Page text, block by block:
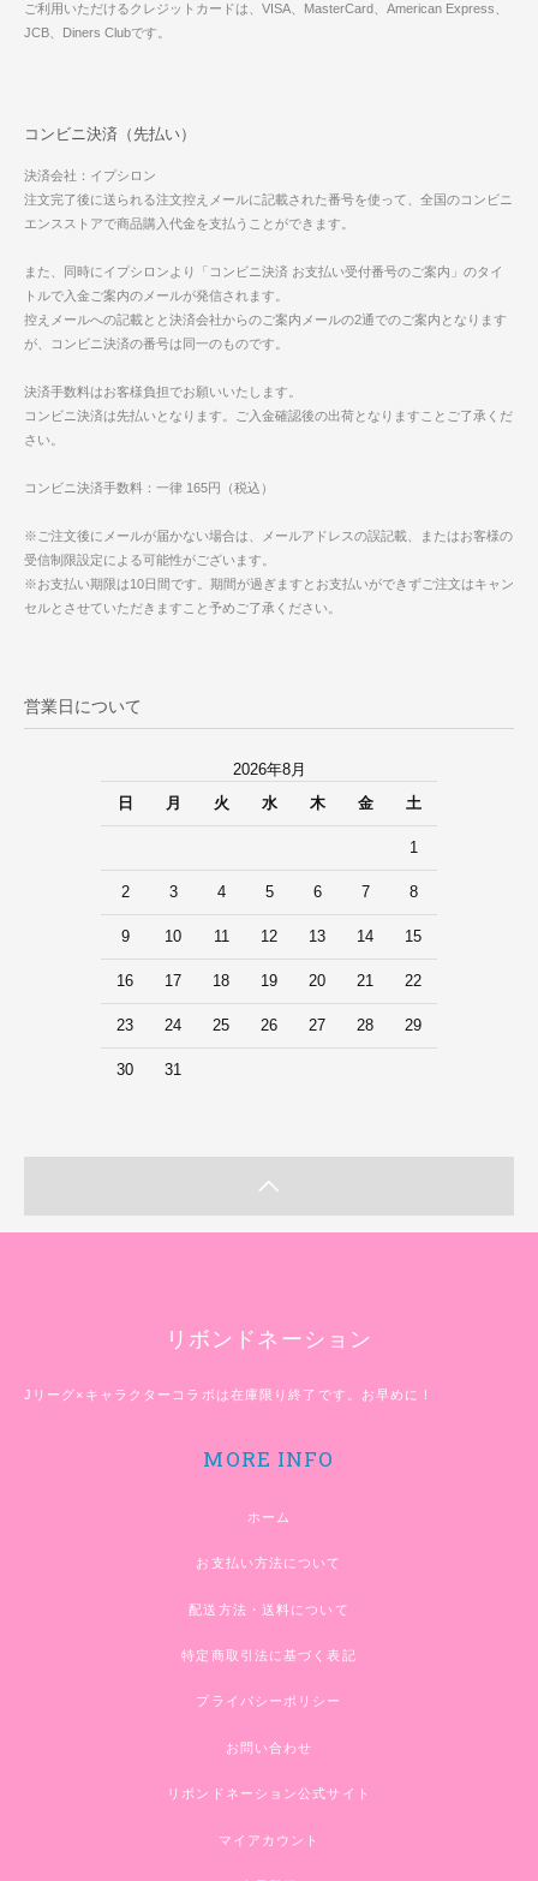
ご利用いただけるクレジットカードは、VISA、MasterCard、American Express、
JCB、Diners Clubです。
コンビニ決済（先払い）
決済会社：イプシロン
注文完了後に送られる注文控えメールに記載された番号を使って、全国のコンビニ
エンスストアで商品購入代金を支払うことができます。
また、同時にイプシロンより「コンビニ決済 お支払い受付番号のご案内」のタイ
トルで入金ご案内のメールが発信されます。
控えメールへの記載とと決済会社からのご案内メールの2通でのご案内となります
が、コンビニ決済の番号は同一のものです。
決済手数料はお客様負担でお願いいたします。
コンビニ決済は先払いとなります。ご入金確認後の出荷となりますことご了承くだ
さい。
コンビニ決済手数料：一律 165円（税込）
※ご注文後にメールが届かない場合は、メールアドレスの誤記載、またはお客様の
受信制限設定による可能性がございます。
※お支払い期限は10日間です。期間が過ぎますとお支払いができずご注文はキャン
セルとさせていただきますこと予めご了承ください。
営業日について
2026年8月
日
月 火 水 木 金 土
1
2 3 4 5 6 7 8
9 10 11 12 13 14 15
16 17 18 19 20 21 22
23 24 25 26 27 28 29
30 31
リボンドネーション
Jリーグ×キャラクターコラボは在庫限り終了です。お早めに！
MORE INFO
ホーム
お支払い方法について
配送方法・送料について
特定商取引法に基づく表記
プライバシーポリシー
お問い合わせ
リボンドネーション公式サイト
マイアカウント